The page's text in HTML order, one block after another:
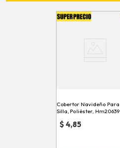
Cobertor Navideño Para
Silla, Poliéster, Hm20639
$ 4,85